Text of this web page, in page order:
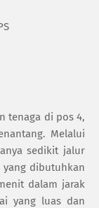
tenaga di pos 4,
Melalui
sedikit jalur
dibutuhkan
dalam jarak
yang luas dan